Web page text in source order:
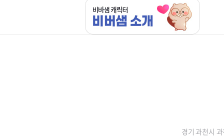
경기 과천시